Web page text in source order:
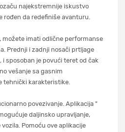
najekstremnije iskustvo
rođen da redefiniše avanturu.
možete imati odlične performanse
Prednji i zadnji nosači prtljage
i sposoban je povući teret od čak
vešanje sa gasnim
tehnički karakteristike.
povezivanje. Aplikacija "
daljinsko upravljanje,
Pomoću ove aplikacije